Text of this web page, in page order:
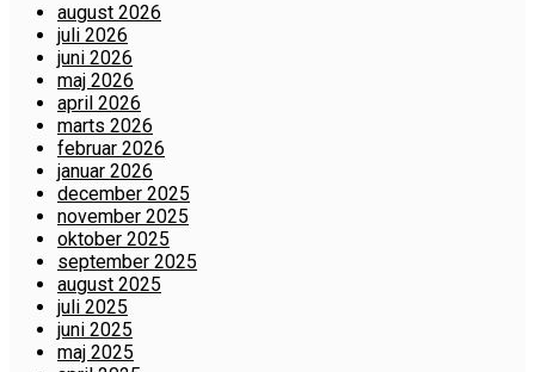
august 2026
juli 2026
juni 2026
maj 2026
april 2026
marts 2026
februar 2026
januar 2026
december 2025
november 2025
oktober 2025
september 2025
august 2025
juli 2025
juni 2025
maj 2025